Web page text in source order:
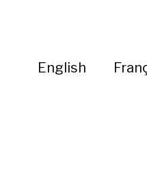
English